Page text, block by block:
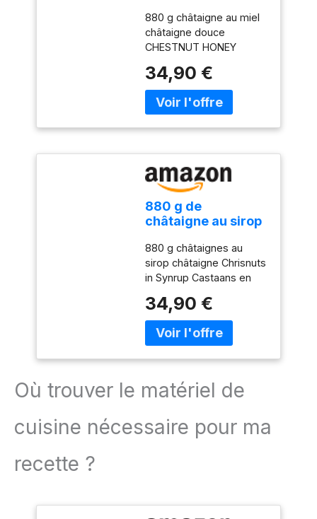
Chestent Honey
Chestets en syrup
880 g châtaigne au miel
châtaigne douce
CHESTNUT HONEY
CASTANHAS Châtaignes
au miel pour préparer
des gâteaux et glaces
douces et délicates pour
pâtisserie et glace
34,90 €
880 g de
châtaigne au sirop
en syrup
880 g châtaignes au
sirop châtaigne Chrisnuts
in Synrup Castaans en
Châtaignes pour
préparer gâteaux et
glaces 880 g châtaigne
délicates pour pâtisserie
et glace
34,90 €
Où trouver le matériel de
cuisine nécessaire pour ma
recette ?